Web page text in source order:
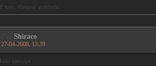
É bom. Requer abilidade.
Shiraco
27-04-2008, 13:39
Não carrega